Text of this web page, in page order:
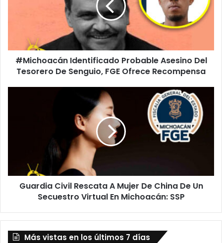
Senguio,
FGE
Ofrece
Recompensa
#Michoacán Identificado Probable Asesino Del
Tesorero De Senguio, FGE Ofrece Recompensa
Un
Secuestro
Michoacán:
Guardia Civil Rescata A Mujer De China De Un
Secuestro Virtual En Michoacán: SSP
Más vistas en los últimos 7 días